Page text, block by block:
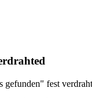
fest